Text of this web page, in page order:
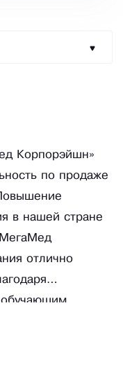
Корпорэйшн»
по продаже
в нашей стране
отлично
обучающим
но и узнаете